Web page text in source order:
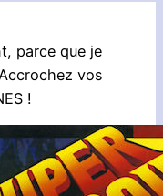
parce que je
vos
!